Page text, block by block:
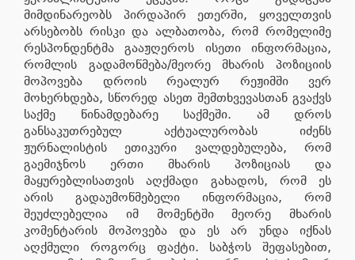
მიმდინარეობს პირდაპირ ეთერში, ყოველთვის
არსებობს რისკი და ალბათობა, რომ რომელიმე
რესპონდენტმა გააჟღეროს ისეთი ინფორმაცია,
რომლის გადამოწმება/მეორე მხარის პოზიციის
მოპოვება დროის რეალურ რეჟიმში ვერ
მოხერხდება, სწორედ ასეთ შემთხვევასთან გვაქვს
საქმე წინამდებარე საქმეში. ამ დროს
განსაკუთრებულ აქტუალურობას იძენს
ჟურნალისტის ეთიკური ვალდებულება, რომ
გაემიჯნოს ერთი მხარის პოზიციას და
მაყურებლისათვის აღქმადი გახადოს, რომ ეს
არის გადაუმოწმებელი ინფორმაცია, რომ
შეუძლებელია იმ მომენტში მეორე მხარის
კომენტარის მოპოვება და ეს არ უნდა იქნას
აღქმული როგორც ფაქტი. საბჭოს შეფასებით,